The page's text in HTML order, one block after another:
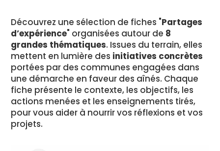
Découvrez une sélection de fiches "Partages
d’expérience" organisées autour de 8
grandes thématiques. Issues du terrain, elles
mettent en lumière des initiatives concrètes
portées par des communes engagées dans
une démarche en faveur des aînés. Chaque
fiche présente le contexte, les objectifs, les
actions menées et les enseignements tirés,
pour vous aider à nourrir vos réflexions et vos
projets.